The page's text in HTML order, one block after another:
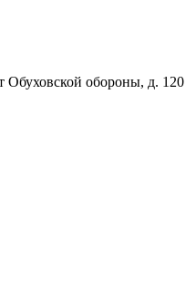
Обуховской обороны, д. 120